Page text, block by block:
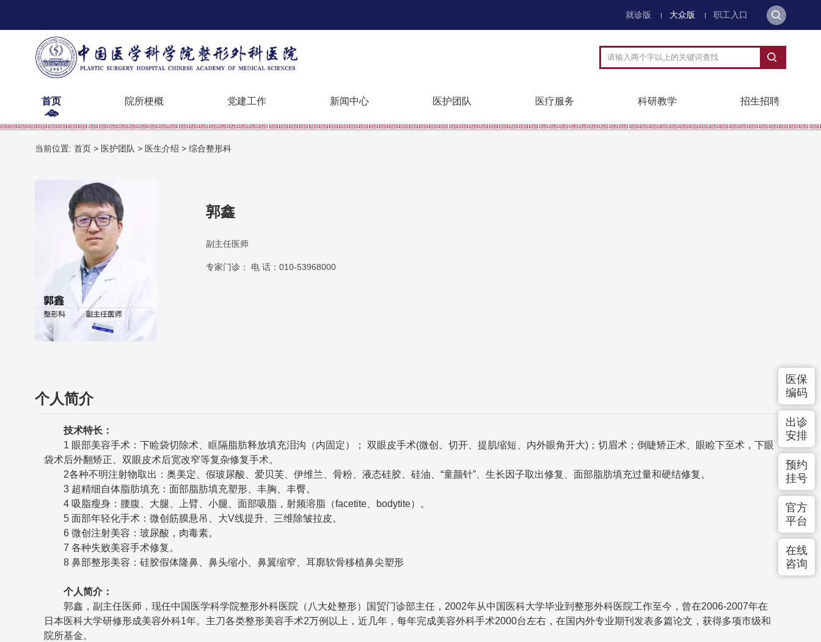
就诊版 大众版 职工入口
首页 院所梗概 党建工作 新闻中心 医护团队 医疗服务 科研教学 招生招聘
医保
编码
出诊
安排
预约
挂号
官方
平台
在线
咨询
当前位置: 首页 > 医护团队 > 医生介绍 > 综合整形科
郭鑫
副主任医师
专家门诊： 电 话：010-53968000
个人简介
技术特长：
1 眼部美容手术：下睑袋切除术、眶隔脂肪释放填充泪沟（内固定）； 双眼皮手术(微创、切开、提肌缩短、内外眼角开大)；切眉术；倒睫矫正术、眼睑下至术，下眼
袋术后外翻矫正、双眼皮术后宽改窄等复杂修复手术。
2各种不明注射物取出：奥美定、假玻尿酸、爱贝芙、伊维兰、骨粉、液态硅胶、硅油、“童颜针”、生长因子取出修复、面部脂肪填充过量和硬结修复。
3 超精细自体脂肪填充：面部脂肪填充塑形、丰胸、丰臀。
4 吸脂瘦身：腰腹、大腿、上臂、小腿、面部吸脂，射频溶脂（facetite、bodytite）。
5 面部年轻化手术：微创筋膜悬吊、大V线提升、三维除皱拉皮。
6 微创注射美容：玻尿酸，肉毒素。
7 各种失败美容手术修复。
8 鼻部整形美容：硅胶假体隆鼻、鼻头缩小、鼻翼缩窄、耳廓软骨移植鼻尖塑形
个人简介：
郭鑫，副主任医师，现任中国医学科学院整形外科医院（八大处整形）国贸门诊部主任，2002年从中国医科大学毕业到整形外科医院工作至今，曾在2006-2007年在
日本医科大学研修形成美容外科1年。主刀各类整形美容手术2万例以上，近几年，每年完成美容外科手术2000台左右，在国内外专业期刊发表多篇论文，获得多项市级和
院所基金。